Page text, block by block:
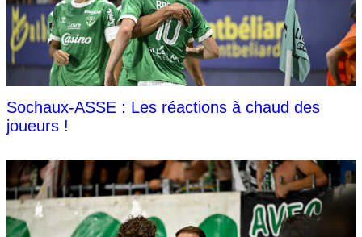
Sochaux-ASSE : Les réactions à chaud des
joueurs !